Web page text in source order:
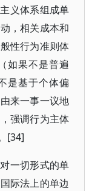
义体系组成单
，相关成本和
性行为准则体
如果不是普遍
是基于个体偏
来一事一议地
强调行为主体
[34]
一切形式的单
际法上的单边